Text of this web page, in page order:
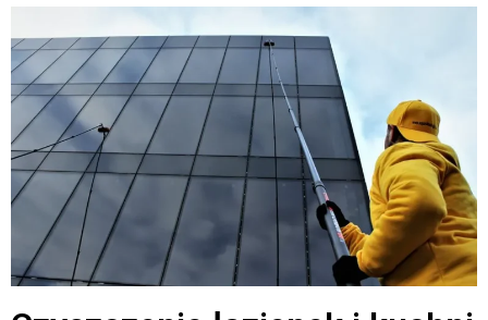
Mycie okien – Gdańsk Gdynia i Sopot